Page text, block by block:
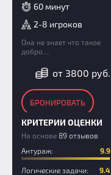
60 минут
2-8 игроков
Она не знает что такое
добро....
от 3800 руб.
БРОНИРОВАТЬ
КРИТЕРИИ ОЦЕНКИ
На основе 89 отзывов
Антураж:
9.9
Логические задачи: 9.4